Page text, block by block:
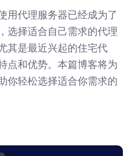
用代理服务器已经成为了
选择适合自己需求的代理
其是最近兴起的住宅代
点和优势。本篇博客将为
你轻松选择适合你需求的